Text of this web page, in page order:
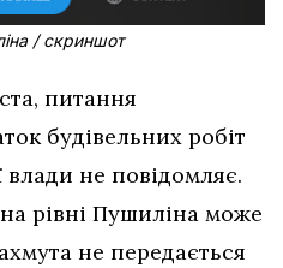
/ скриншот
питання
будівельних робіт
влади не повідомляє.
на рівні Пушиліна може
не передається